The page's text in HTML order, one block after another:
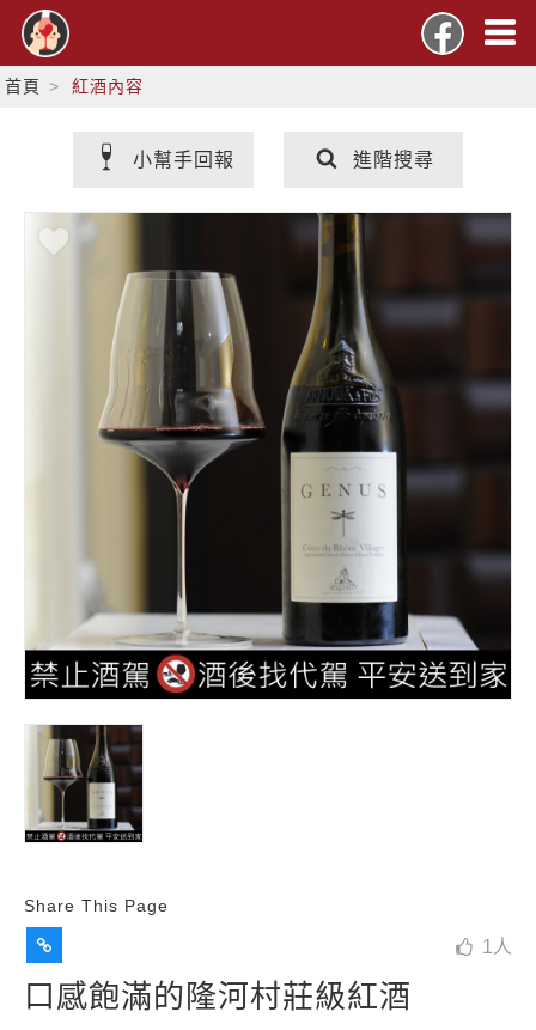
首頁 紅酒內容
小幫手回報 進階搜尋
Share This Page
1 人
口感飽滿的隆河村莊級紅酒